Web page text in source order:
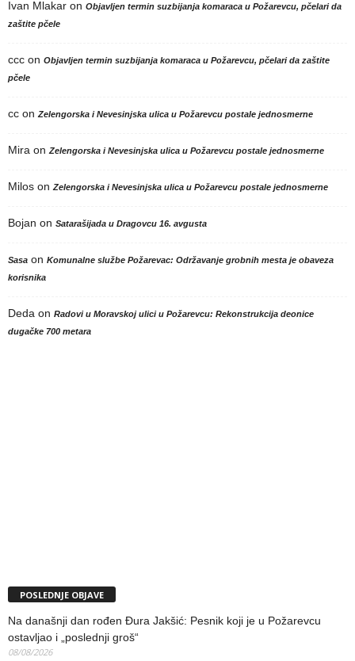
Ivan Mlakar on Objavljen termin suzbijanja komaraca u Požarevcu, pčelari da
zaštite pčele
ccc on Objavljen termin suzbijanja komaraca u Požarevcu, pčelari da zaštite
pčele
cc on Zelengorska i Nevesinjska ulica u Požarevcu postale jednosmerne
Mira on Zelengorska i Nevesinjska ulica u Požarevcu postale jednosmerne
Milos on Zelengorska i Nevesinjska ulica u Požarevcu postale jednosmerne
Bojan on Satarašijada u Dragovcu 16. avgusta
Sasa on Komunalne službe Požarevac: Održavanje grobnih mesta je obaveza
korisnika
Deda on Radovi u Moravskoj ulici u Požarevcu: Rekonstrukcija deonice
dugačke 700 metara
POSLEDNJE OBJAVE
Na današnji dan rođen Đura Jakšić: Pesnik koji je u Požarevcu
ostavljao i „poslednji groš“
08/08/2026